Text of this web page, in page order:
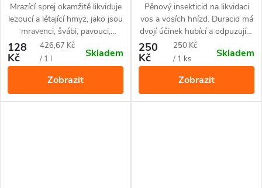
Mrazící sprej okamžitě likviduje
lezoucí a létající hmyz, jako jsou
mravenci, švábi, pavouci,
mouchy, vosy, můry a larvy.
Obsahuje rostlinné insekticidní
složky (geranioil). Neobsahuje
DEET.
128
Kč
Měrná
cena:
426,67 Kč
/ 1 l
Skladem
Zobrazit
Pěnový insekticid na likvidaci
vos a vosích hnízd. Duracid má
dvojí účinek hubící a odpuzující,
aby si vosy nezačaly po likvidaci
dělat na místě nové hnízdo.
250
Kč
Měrná
cena:
250 Kč
/ 1 ks
Skladem
Zobrazit